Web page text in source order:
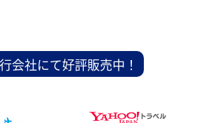
会社にて好評販売中！